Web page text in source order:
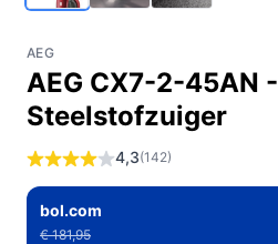
AEG
AEG CX7-2-45AN -
Steelstofzuiger
4,3(142)
bol.com
€ 181,95